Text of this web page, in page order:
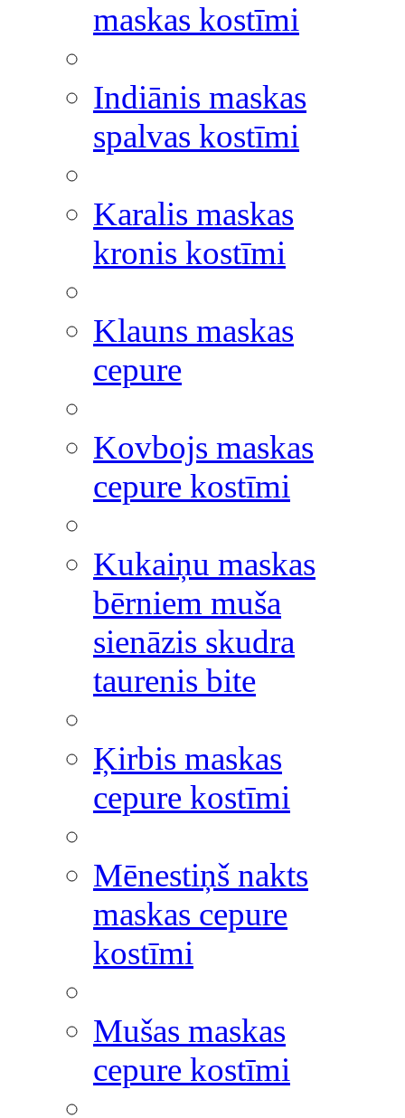
maskas kostīmi
Indiānis maskas
spalvas kostīmi
Karalis maskas
kronis kostīmi
Klauns maskas
cepure
Kovbojs maskas
cepure kostīmi
Kukaiņu maskas
bērniem muša
sienāzis skudra
taurenis bite
Ķirbis maskas
cepure kostīmi
Mēnestiņš nakts
maskas cepure
kostīmi
Mušas maskas
cepure kostīmi